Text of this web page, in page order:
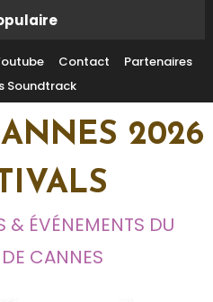
Contact
Partenaires
Soundtrack
2026
& ÉVÉNEMENTS DU
CANNES